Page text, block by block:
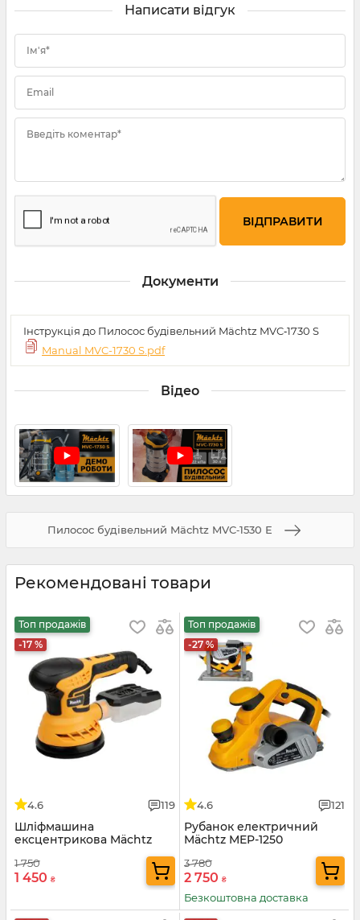
Написати відгук
Ім'я*
Email
Введіть коментар*
Документи
Інструкція до Пилосос будівельний Mächtz MVC‑1730 S
Manual MVC-1730 S.pdf
Відео
Пилосос будівельний Mächtz MVC‑1530 Е
Рекомендовані товари
Топ продажів
-17 %
4.6 119
Шліфмашина
ексцентрикова Mächtz
1 750
1 450 ₴
Топ продажів
-27 %
4.6 121
Рубанок електричний
Mächtz MEP-1250
3 780
2 750 ₴
Безкоштовна доставка